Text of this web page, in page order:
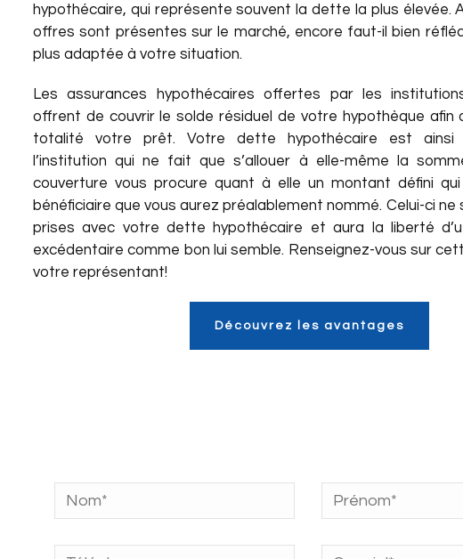
hypothécaire, qui représente souvent la dette la plus élevée.
offres sont présentes sur le marché, encore faut-il bien
plus adaptée à votre situation.
Les assurances hypothécaires offertes par les
offrent de couvrir le solde résiduel de votre hypothèque afin
totalité votre prêt. Votre dette hypothécaire est ainsi
l’institution qui ne fait que s’allouer à elle-même la
couverture vous procure quant à elle un montant défini
bénéficiaire que vous aurez préalablement nommé. Celui-ci ne
prises avec votre dette hypothécaire et aura la liberté
excédentaire comme bon lui semble. Renseignez-vous sur
votre représentant!
Découvrez les avantages